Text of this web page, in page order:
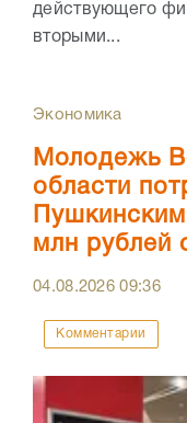
действующего
вторыми...
Экономика
Молодежь
области
млн рублей
04.08.202609:36
Комментарии